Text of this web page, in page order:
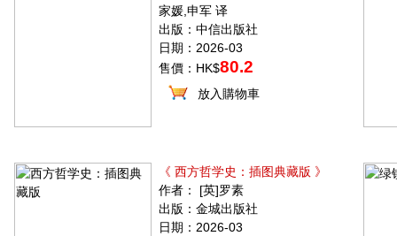
家媛,申军 译
出版：中信出版社
日期：2026-03
售價：HK$80.2
放入購物車
《 西方哲学史：插图典藏版 》
作者： [英]罗素
出版：金城出版社
日期：2026-03